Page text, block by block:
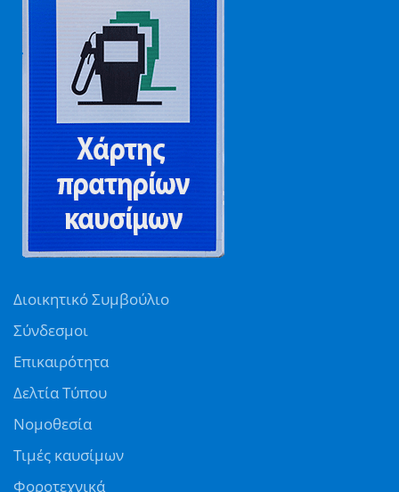
Διοικητικό Συμβούλιο
Σύνδεσμοι
Επικαιρότητα
Δελτία Τύπου
Νομοθεσία
Τιμές καυσίμων
Φοροτεχνικά